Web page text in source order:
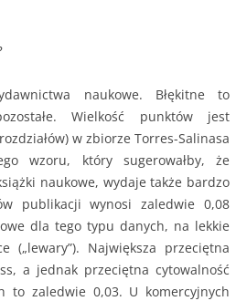
naukowe. Błękitne to
Wielkość punktów jest
w zbiorze Torres-Salinasa
wzoru, który sugerowałby, że
naukowe, wydaje także bardzo
publikacji wynosi zaledwie 0,08
dla tego typu danych, na lekkie
(„lewary”). Największa przeciętna
a jednak przeciętna cytowalność
to zaledwie 0,03. U komercyjnych